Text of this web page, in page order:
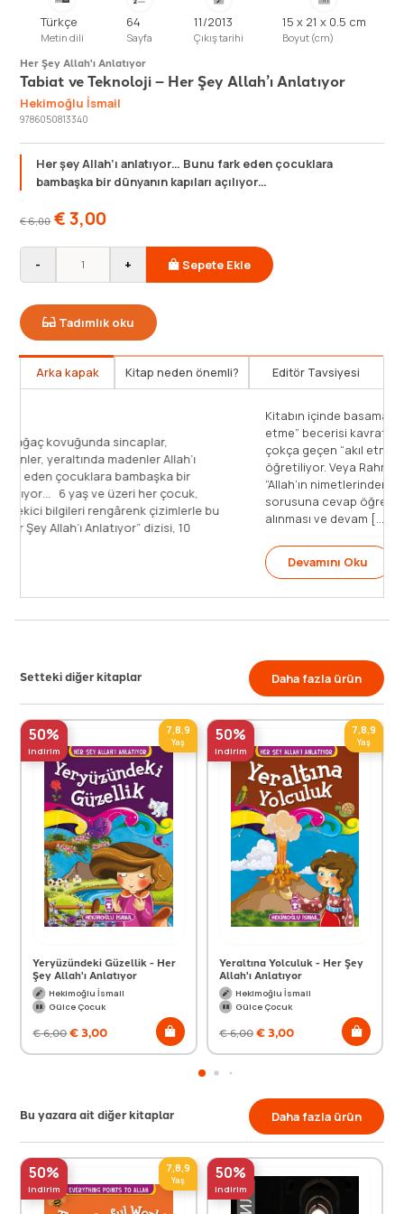
Türkçe
Metin dili
64
Sayfa
11/2013
Çıkış tarihi
15 x 21 x 0.5 cm
Boyut (cm)
Her Şey Allah'ı Anlatıyor
Tabiat ve Teknoloji – Her Şey Allah’ı Anlatıyor
Hekimoğlu İsmail
9786050813340
Her şey Allah’ı anlatıyor… Bunu fark eden çocuklara
bambaşka bir dünyanın kapıları açılıyor…
€6,00 €3,00
- + Sepete Ekle
Tadımlık oku
Arka kapak Kitap neden önemli? Editör Tavsiyesi
Toprakta tohumlar, ağaç kovuğunda sincaplar,
gökyüzünde gezegenler, yeraltında madenler Allah’ı
anlatıyor… Bunu fark eden çocuklara bambaşka bir
dünyanın kapıları açılıyor… 6 yaş ve üzeri her çocuk,
okula yardımcı, ilgi çekici bilgileri rengârenk çizimlerle bu
dizide bulacak. “Her Şey Allah’ı Anlatıyor” dizisi, 10
Setteki diğer kitaplar Daha fazla ürün
50%
indirim
7,8,9
Yaş
Yeryüzündeki Güzellik - Her
Şey Allah'ı Anlatıyor
Hekimoğlu İsmail
Gülce Çocuk
€6,00€ 3,00
50%
indirim
7,8,9
Yaş
Yeraltına Yolculuk - Her Şey
Allah'ı Anlatıyor
Hekimoğlu İsmail
Gülce Çocuk
€6,00€3,00
Bu yazara ait diğer kitaplar Daha fazla ürün
50%
indirim
7,8,9
Yaş 50%
indirim